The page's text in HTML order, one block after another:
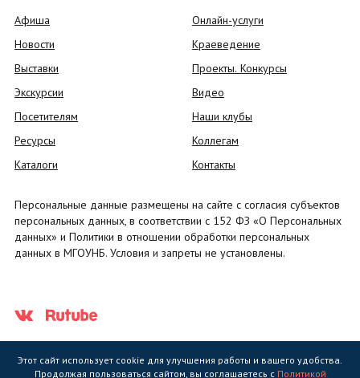
Афиша
Новости
Выставки
Экскурсии
Посетителям
Ресурсы
Каталоги
Онлайн-услуги
Краеведение
Проекты. Конкурсы
Видео
Наши клубы
Коллегам
Контакты
Персональные данные размещены на сайте с согласия субъектов
персональных данных, в соответствии с 152 ФЗ «О Персональных
данных» и Политики в отношении обработки персональных
данных в МГОУНБ. Условия и запреты не установлены.
Этот сайт использует cookie для улучшения работы и вашего удобства.
Продолжая пользоваться сайтом, вы соглашаетесь с Политикой